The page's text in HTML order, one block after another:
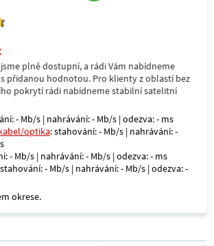
plně dostupní, a rádi Vám nabídneme
přidanou hodnotou. Pro klienty z oblastí bez
pokrytí rádi nabídneme stabilní satelitní
- Mb/s | nahrávání: - Mb/s | odezva: - ms
optika: stahování: - Mb/s | nahrávání: -
- Mb/s | nahrávání: - Mb/s | odezva: - ms
- Mb/s | nahrávání: - Mb/s | odezva: -
okrese.